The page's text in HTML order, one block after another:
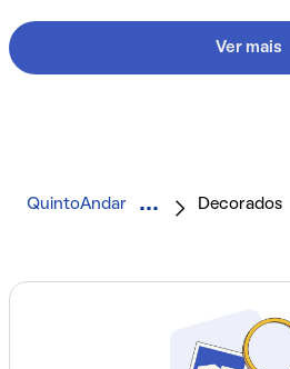
Ver mais
QuintoAndar Decorados